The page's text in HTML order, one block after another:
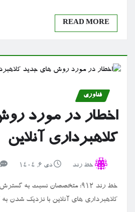
READ MORE
فناوری
اخطار در مورد
کلاهبرداری آنلاین
خط رند دی ۶, ۱۴۰۴
خط رند 912: متخصصان نسبت به
کلاهبرداری های آنلاین با نزدیک شدن